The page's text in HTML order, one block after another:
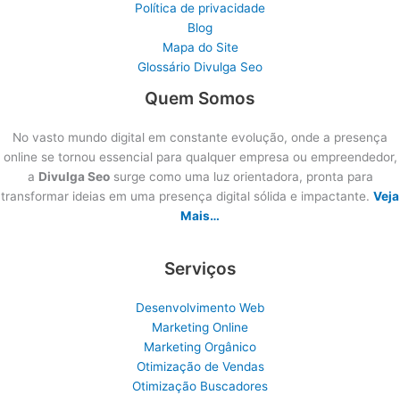
Política de privacidade
Blog
Mapa do Site
Glossário Divulga Seo
Quem Somos
No vasto mundo digital em constante evolução, onde a presença
online se tornou essencial para qualquer empresa ou empreendedor,
a Divulga Seosurge como uma luz orientadora, pronta para
transformar ideias em uma presença digital sólida e impactante. Veja
Mais…
Serviços
Desenvolvimento Web
Marketing Online
Marketing Orgânico
Otimização de Vendas
Otimização Buscadores